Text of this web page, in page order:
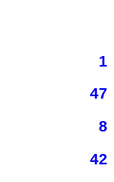
1
47
8
42